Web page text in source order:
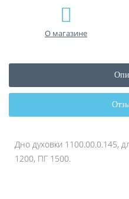
О магазине
Дно духовки 1100.00.0.145,
1200, ПГ 1500.